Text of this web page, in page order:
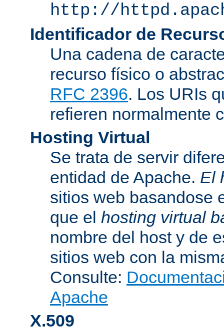
http://
Identificador de
Una cadena de
recurso físico o
RFC 2396. Los URIs
refieren normalmente
Hosting Virtual
Se trata de servir
entidad de Apache. El
sitios web basandose
que el hosting virtual
nombre del host y de
sitios web con la
Consulte:
Apache
X.509